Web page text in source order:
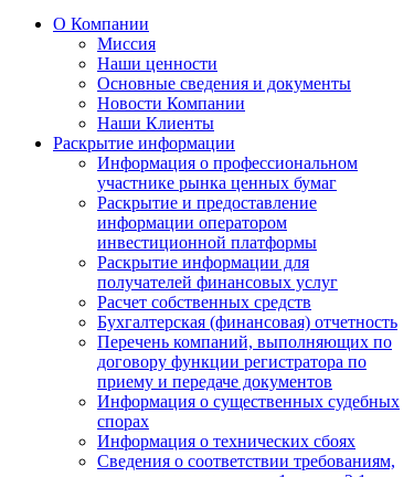
О Компании
Миссия
Наши ценности
Основные сведения и документы
Новости Компании
Наши Клиенты
Раскрытие информации
Информация о профессиональном
участнике рынка ценных бумаг
Раскрытие и предоставление
информации оператором
инвестиционной платформы
Раскрытие информации для
получателей финансовых услуг
Расчет собственных средств
Бухгалтерская (финансовая) отчетность
Перечень компаний, выполняющих по
договору функции регистратора по
приему и передаче документов
Информация о существенных судебных
спорах
Информация о технических сбоях
Сведения о соответствии требованиям,